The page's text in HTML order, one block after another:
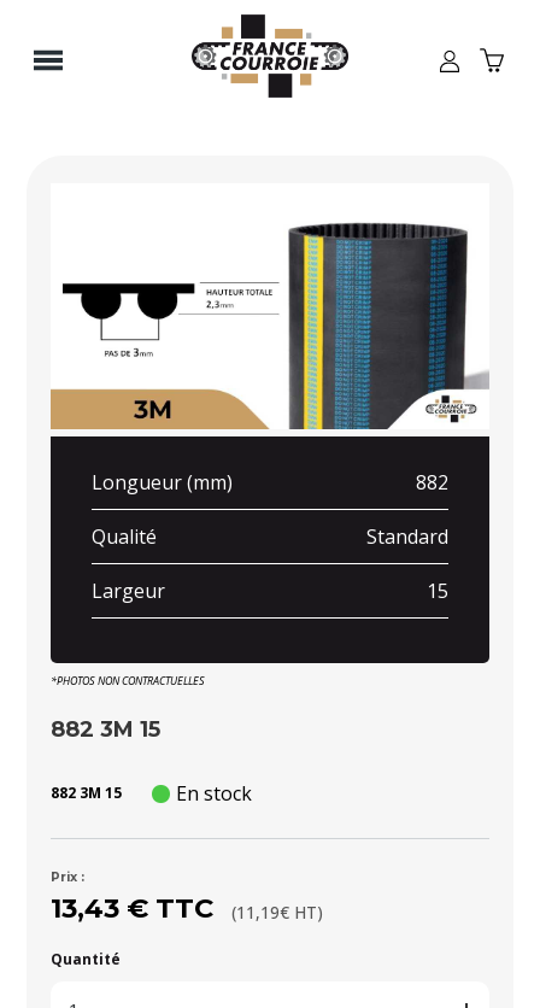
Longueur (mm) 882
Qualité Standard
Largeur 15
*PHOTOS NON CONTRACTUELLES
882 3M 15
882 3M 15 En stock
Prix :
13,43 € TTC (11,19€ HT)
Quantité
Panneau de gestion des cookies